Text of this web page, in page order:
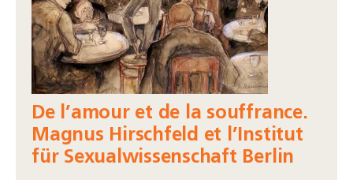
De l’amour et de la souffrance.
Magnus Hirschfeld et l’Institut
für Sexualwissenschaft Berlin